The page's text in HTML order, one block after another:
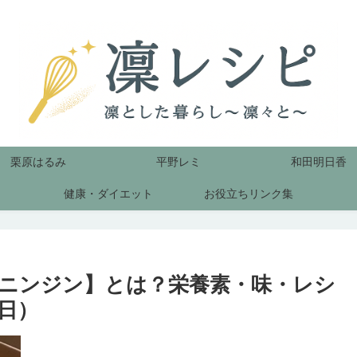
栗原はるみ 平野レミ 和田明日香
健康・ダイエット お役立ちリンク集
ンジン】とは？栄養素・味・レシ
）